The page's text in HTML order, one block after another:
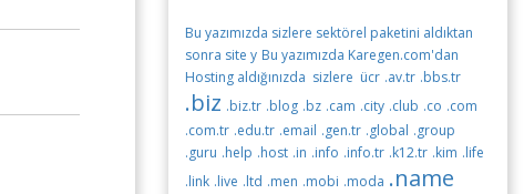
Bu yazımızda sizlere sektörel paketini aldıktan
sonra site y Bu yazımızda Karegen.com'dan
Hosting aldığınızda sizlere ücr .av.tr .bbs.tr
.biz .biz.tr .blog .bz .cam .city .club .co .com
.com.tr .edu.tr .email .gen.tr .global .group
.guru .help .host .in .info .info.tr .k12.tr .kim .life
.link .live .ltd .men .mobi .moda .name